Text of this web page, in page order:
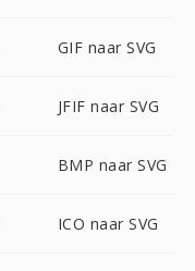
GIF naar SVG
JFIF naar SVG
BMP naar SVG
ICO naar SVG